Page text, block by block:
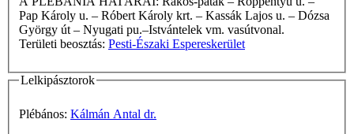
Pap Károly u. – Róbert Károly krt. – Kassák Lajos u. – Dózsa
György út – Nyugati pu.–Istvántelek vm. vasútvonal.
Területi beosztás: Pesti-Északi Espereskerület
Lelkipásztorok
Plébános: Kálmán Antal dr.